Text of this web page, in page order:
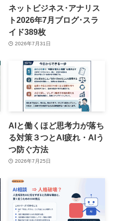
ネットビジネス･アナリス
ト2026年7月ブログ･スラ
イド389枚
2026年7月31日
AIと働くほど思考力が落ち
る対策３つとAI疲れ・AIう
つ防ぐ方法
2026年7月25日